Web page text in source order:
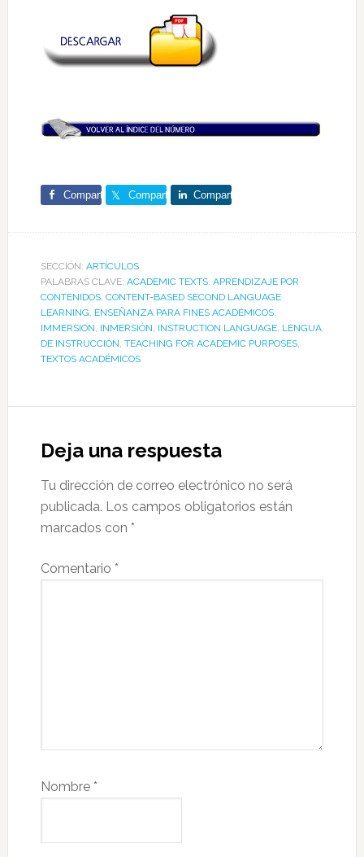
Comparte Comparte Comparte
SECCIÓN: ARTÍCULOS
PALABRAS CLAVE: ACADEMIC TEXTS, APRENDIZAJE POR
CONTENIDOS, CONTENT-BASED SECOND LANGUAGE
LEARNING, ENSEÑANZA PARA FINES ACADÉMICOS,
IMMERSION, INMERSIÓN, INSTRUCTION LANGUAGE, LENGUA
DE INSTRUCCIÓN, TEACHING FOR ACADEMIC PURPOSES,
TEXTOS ACADÉMICOS
Interactions
Deja una respuesta
Tu dirección de correo electrónico no será
publicada. Los campos obligatorios están
marcados con *
Comentario *
Nombre *